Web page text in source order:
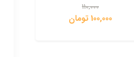
110,000
100,000 تومان